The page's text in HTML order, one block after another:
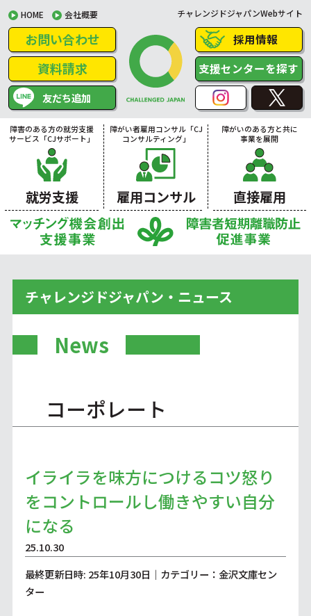
HOME 会社概要 チャレンジドジャパンWebサイト
お問い合わせ
資料請求
友だち追加
採用情報
支援センターを探す
障害のある方の就労支援
サービス「CJサポート」
就労支援
障がい者雇用コンサル「CJ
コンサルティング」
雇用コンサル
障がいのある方と共に
事業を展開
直接雇用
チャレンジドジャパン・ニュース
News
コーポレート
イライラを味方につけるコツ怒り
をコントロールし働きやすい自分
になる
25.10.30
最終更新日時: 25年10月30日｜カテゴリー：金沢文庫セン
ター